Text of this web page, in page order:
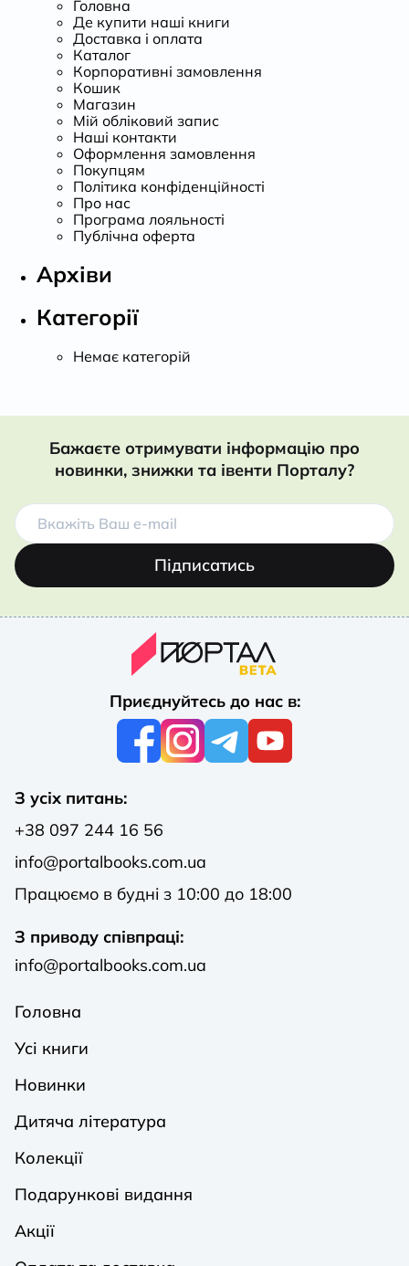
Головна
Де купити наші книги
Доставка і оплата
Каталог
Корпоративні замовлення
Кошик
Магазин
Мій обліковий запис
Наші контакти
Оформлення замовлення
Покупцям
Політика конфіденційності
Про нас
Програма лояльності
Публічна оферта
Архіви
Категорії
Немає категорій
Бажаєте отримувати інформацію про
новинки, знижки та івенти Порталу?
Підписатись
Приєднуйтесь до нас в:
З усіх питань:
+38 097 244 16 56
info@portalbooks.com.ua
Працюємо в будні з 10:00 до 18:00
З приводу співпраці:
info@portalbooks.com.ua
Головна
Усі книги
Новинки
Дитяча література
Колекції
Подарункові видання
Акції